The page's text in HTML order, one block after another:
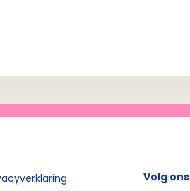
Volg ons